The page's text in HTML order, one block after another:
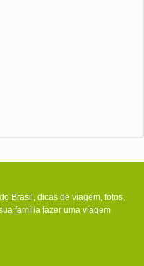
Brasil, dicas de viagem, fotos,
família fazer uma viagem